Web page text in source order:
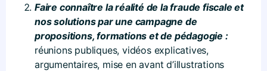
Faire connaître la réalité de la fraude fiscale et
nos solutions par une campagne de
propositions, formations et de pédagogie :
réunions publiques, vidéos explicatives,
argumentaires, mise en avant d’illustrations